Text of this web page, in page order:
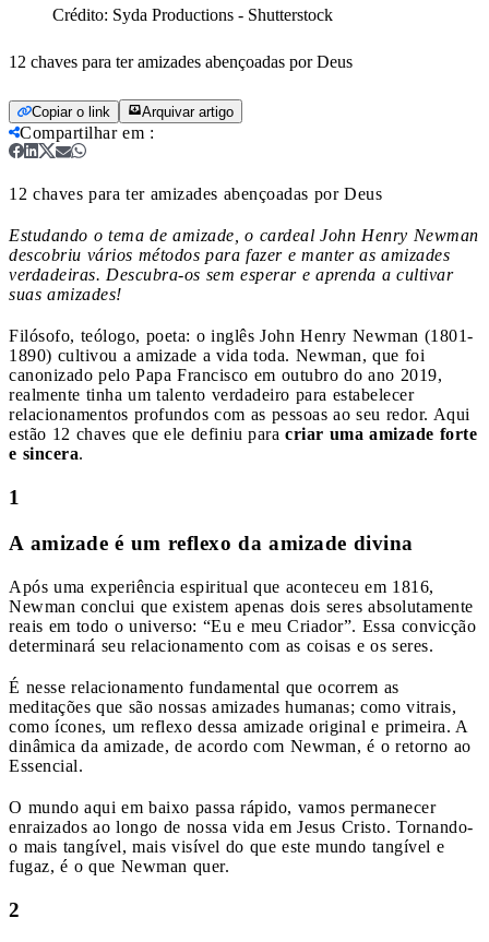
Crédito: Syda Productions - Shutterstock
12 chaves para ter amizades abençoadas por Deus
Copiar o link Arquivar artigo
Compartilhar em :
12 chaves para ter amizades abençoadas por Deus
Estudando o tema de amizade, o cardeal John Henry Newman
descobriu vários métodos para fazer e manter as amizades
verdadeiras. Descubra-os sem esperar e aprenda a cultivar
suas amizades!
Filósofo, teólogo, poeta: o inglês John Henry Newman (1801-
1890) cultivou a amizade a vida toda. Newman, que foi
canonizado pelo Papa Francisco em outubro do ano 2019,
realmente tinha um talento verdadeiro para estabelecer
relacionamentos profundos com as pessoas ao seu redor. Aqui
estão 12 chaves que ele definiu para criar uma amizade forte
e sincera.
1
A amizade é um reflexo da amizade divina
Após uma experiência espiritual que aconteceu em 1816,
Newman conclui que existem apenas dois seres absolutamente
reais em todo o universo: “Eu e meu Criador”. Essa convicção
determinará seu relacionamento com as coisas e os seres.
É nesse relacionamento fundamental que ocorrem as
meditações que são nossas amizades humanas; como vitrais,
como ícones, um reflexo dessa amizade original e primeira. A
dinâmica da amizade, de acordo com Newman, é o retorno ao
Essencial.
O mundo aqui em baixo passa rápido, vamos permanecer
enraizados ao longo de nossa vida em Jesus Cristo. Tornando-
o mais tangível, mais visível do que este mundo tangível e
fugaz, é o que Newman quer.
2